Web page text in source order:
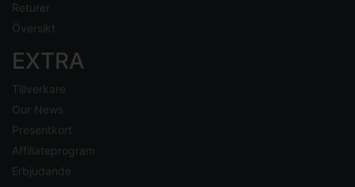
Returer
Översikt
EXTRA
Tillverkare
Our News
Presentkort
Affiliateprogram
Erbjudande